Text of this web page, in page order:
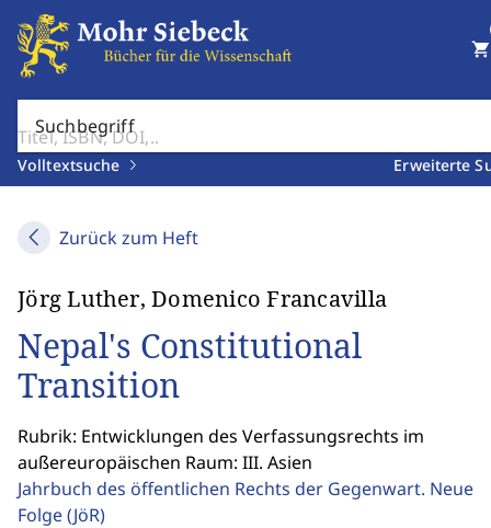
Suchbegriff
Volltextsuche Erweiterte
shopping_cart
Zurück zum Heft
Jörg Luther, Domenico Francavilla
Nepal's Constitutional
Transition
Rubrik: Entwicklungen des Verfassungsrechts im
außereuropäischen Raum: III. Asien
Jahrbuch des öffentlichen Rechts der Gegenwart. Neue
Folge(JöR)